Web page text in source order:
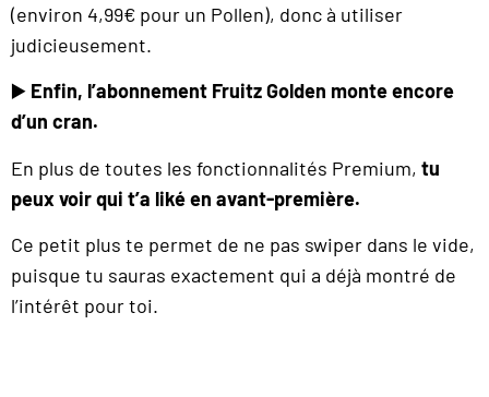
(environ 4,99€ pour un Pollen), donc à utiliser
judicieusement.
▶️ Enfin, l’abonnement Fruitz Golden monte encore
d’un cran.
En plus de toutes les fonctionnalités Premium, tu
peux voir qui t’a liké en avant-première.
Ce petit plus te permet de ne pas swiper dans le vide,
puisque tu sauras exactement qui a déjà montré de
l’intérêt pour toi.